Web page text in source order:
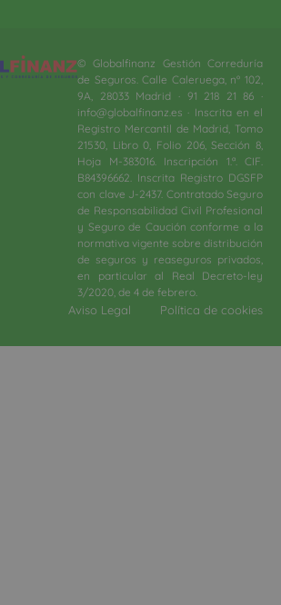
© Globalfinanz Gestión Correduría
de Seguros. Calle Caleruega, nº 102,
9A, 28033 Madrid · 91 218 21 86 ·
info@globalfinanz.es · Inscrita en el
Registro Mercantil de Madrid, Tomo
21530, Libro 0, Folio 206, Sección 8,
Hoja M-383016. Inscripción 1.ª. CIF.
B84396662. Inscrita Registro DGSFP
con clave J-2437. Contratado Seguro
de Responsabilidad Civil Profesional
y Seguro de Caución conforme a la
normativa vigente sobre distribución
de seguros y reaseguros privados,
en particular al Real Decreto-ley
3/2020, de 4 de febrero.​
Aviso Legal Política de cookies